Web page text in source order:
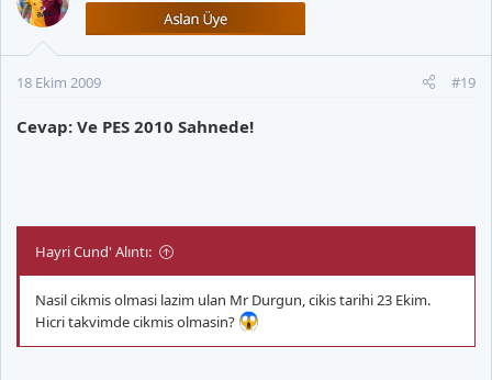
18 Ekim 2009 #19
Cevap: Ve PES 2010 Sahnede!
Hayri Cund' Alıntı:
Nasil cikmis olmasi lazim ulan Mr Durgun, cikis tarihi 23 Ekim.
Hicri takvimde cikmis olmasin?